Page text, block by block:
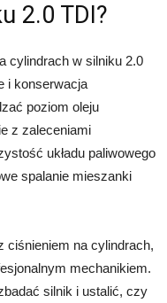
2.0 TDI?
cylindrach w silniku 2.0
i konserwacja
poziom oleju
z zaleceniami
układu paliwowego
spalanie mieszanki
ciśnieniem na cylindrach,
mechanikiem.
silnik i ustalić, czy